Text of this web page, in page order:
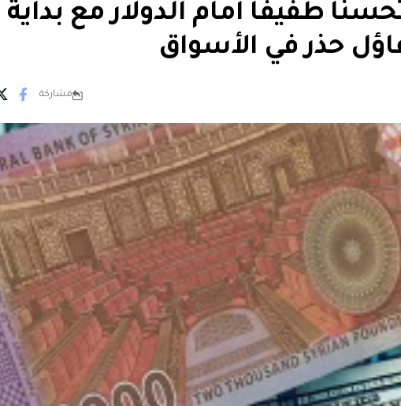
طفيفاً أمام الدولار مع بداية
حذر في الأسواق
مشاركة